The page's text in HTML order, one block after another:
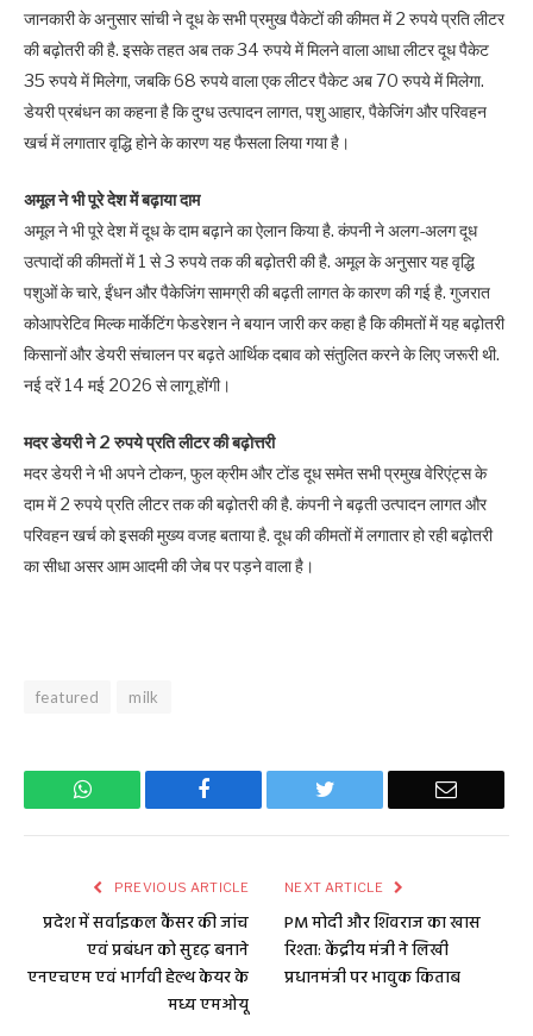
जानकारी के अनुसार सांची ने दूध के सभी प्रमुख पैकेटों की कीमत में 2 रुपये प्रति लीटर
की बढ़ोतरी की है. इसके तहत अब तक 34 रुपये में मिलने वाला आधा लीटर दूध पैकेट
35 रुपये में मिलेगा, जबकि 68 रुपये वाला एक लीटर पैकेट अब 70 रुपये में मिलेगा.
डेयरी प्रबंधन का कहना है कि दुग्ध उत्पादन लागत, पशु आहार, पैकेजिंग और परिवहन
खर्च में लगातार वृद्धि होने के कारण यह फैसला लिया गया है।
अमूल ने भी पूरे देश में बढ़ाया दाम
अमूल ने भी पूरे देश में दूध के दाम बढ़ाने का ऐलान किया है. कंपनी ने अलग-अलग दूध
उत्पादों की कीमतों में 1 से 3 रुपये तक की बढ़ोतरी की है. अमूल के अनुसार यह वृद्धि
पशुओं के चारे, ईंधन और पैकेजिंग सामग्री की बढ़ती लागत के कारण की गई है. गुजरात
कोआपरेटिव मिल्क मार्केटिंग फेडरेशन ने बयान जारी कर कहा है कि कीमतों में यह बढ़ोतरी
किसानों और डेयरी संचालन पर बढ़ते आर्थिक दबाव को संतुलित करने के लिए जरूरी थी.
नई दरें 14 मई 2026 से लागू होंगी।
मदर डेयरी ने 2 रुपये प्रति लीटर की बढ़ोत्तरी
मदर डेयरी ने भी अपने टोकन, फुल क्रीम और टोंड दूध समेत सभी प्रमुख वेरिएंट्स के
दाम में 2 रुपये प्रति लीटर तक की बढ़ोतरी की है. कंपनी ने बढ़ती उत्पादन लागत और
परिवहन खर्च को इसकी मुख्य वजह बताया है. दूध की कीमतों में लगातार हो रही बढ़ोतरी
का सीधा असर आम आदमी की जेब पर पड़ने वाला है।
featured milk
WhatsApp Facebook Twitter Email
PREVIOUS ARTICLE
प्रदेश में सर्वाइकल कैंसर की जांच
एवं प्रबंधन को सुदृढ़ बनाने
एनएचएम एवं भार्गवी हेल्थ केयर के
मध्य एमओयू
NEXT ARTICLE
PM मोदी और शिवराज का खास
रिश्ता: केंद्रीय मंत्री ने लिखी
प्रधानमंत्री पर भावुक किताब